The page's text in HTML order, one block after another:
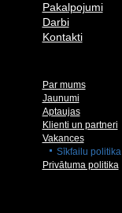
Pakalpojumi
Darbi
Kontakti
Par mums
Jaunumi
Aptaujas
Klienti un partneri
Vakances
Sīkfailu politika
Privātuma politika